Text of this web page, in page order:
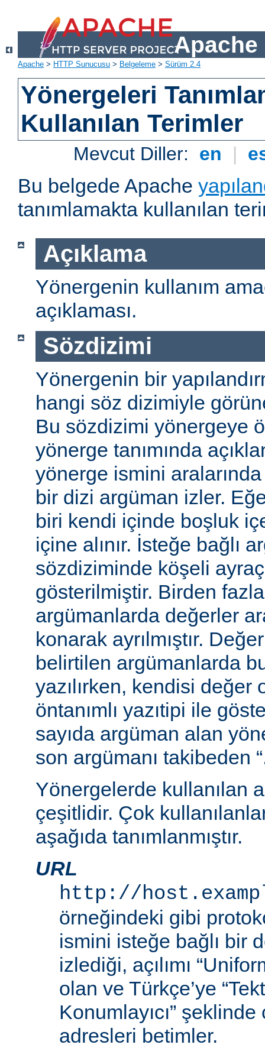
Apache
Apache > HTTP Sunucusu > Belgeleme > Sürüm 2.4
Yönergeleri
Kullanılan Terimler
Mevcut Diller: en |
Bu belgede Apache
tanımlamakta kullanılan
Açıklama
Yönergenin kullanım
açıklaması.
Sözdizimi
Yönergenin bir
hangi söz dizimiyle
Bu sözdizimi yönergeye
yönerge tanımında
yönerge ismini aralarında
bir dizi argüman izler.
biri kendi içinde boşluk
içine alınır. İsteğe bağlı
sözdiziminde köşeli
gösterilmiştir. Birden
argümanlarda değerler
konarak ayrılmıştır.
belirtilen argümanlarda
yazılırken, kendisi değer
öntanımlı yazıtipi ile
sayıda argüman alan
son argümanı takibeden
Yönergelerde kullanılan
çeşitlidir. Çok
aşağıda tanımlanmıştır.
URL
http://
örneğindeki gibi
ismini isteğe bağlı bir
izlediği, açılımı
olan ve Türkçe’ye
Konumlayıcı”
adresleri betimler.